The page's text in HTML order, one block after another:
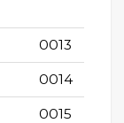
0013
0014
0015